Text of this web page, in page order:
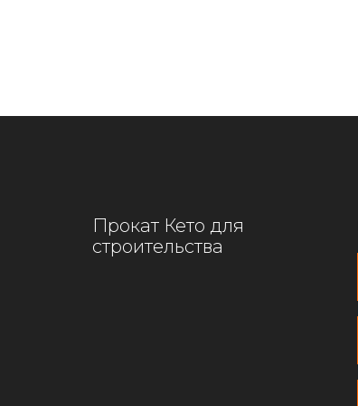
Прокат Кето для
строительства